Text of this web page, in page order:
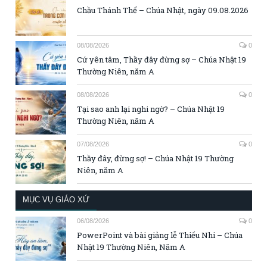
Chầu Thánh Thể – Chúa Nhật, ngày 09.08.2026
08/08/2026 0
Cứ yên tâm, Thầy đây đừng sợ – Chúa Nhật 19
Thường Niên, năm A
08/08/2026 0
Tại sao anh lại nghi ngờ? – Chúa Nhật 19
Thường Niên, năm A
07/08/2026 0
Thầy đây, đừng sợ! – Chúa Nhật 19 Thường
Niên, năm A
MỤC VỤ GIÁO XỨ
06/08/2026 0
PowerPoint và bài giảng lễ Thiếu Nhi – Chúa
Nhật 19 Thường Niên, Năm A